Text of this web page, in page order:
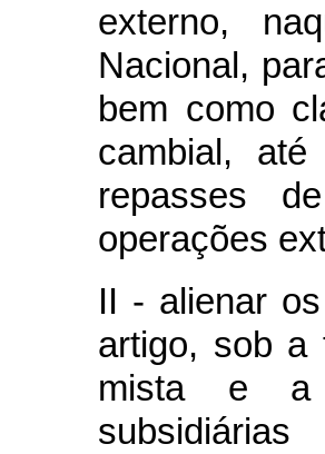
externo,
Nacional,
bem como
cambial,
repasses
operações
II - alienar
artigo, sob a
mista e a